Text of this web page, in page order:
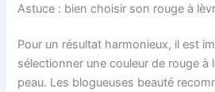
Astuce : bien choisir son rouge à
Pour un résultat harmonieux, il est
sélectionner une couleur de rouge à
peau. Les blogueuses beauté